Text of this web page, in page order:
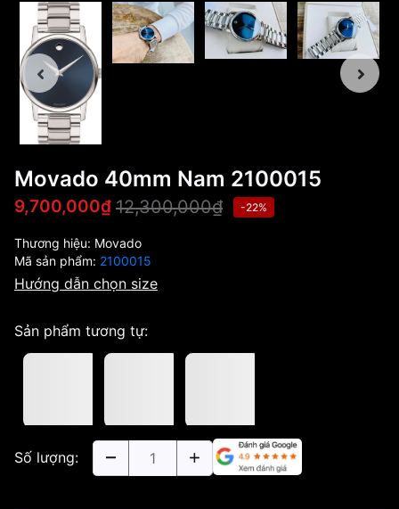
Movado 40mm Nam 2100015
9,700,000₫ 12,300,000₫ -22%
Thương hiệu: Movado
Mã sản phẩm: 2100015
Hướng dẫn chọn size
Sản phẩm tương tự:
Số lượng: